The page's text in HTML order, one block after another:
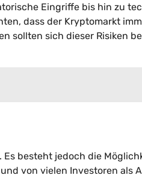
Eingriffe bis hin zu
dass der Kryptomarkt
sollten sich dieser Risiken
besteht jedoch die
von vielen Investoren als